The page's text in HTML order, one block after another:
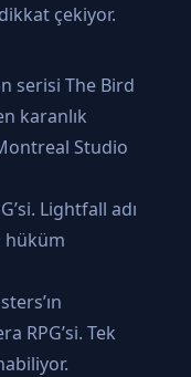
çekiyor.
serisi The Bird
karanlık
Studio
Lightfall adı
hüküm
RPG’si. Tek